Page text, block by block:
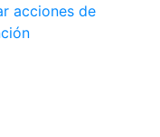
acciones de